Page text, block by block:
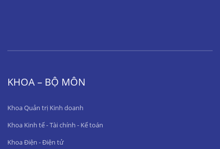
KHOA – BỘ MÔN
Khoa Quản trị Kinh doanh
Khoa Kinh tế - Tài chính - Kế toán
Khoa Điện - Điện tử